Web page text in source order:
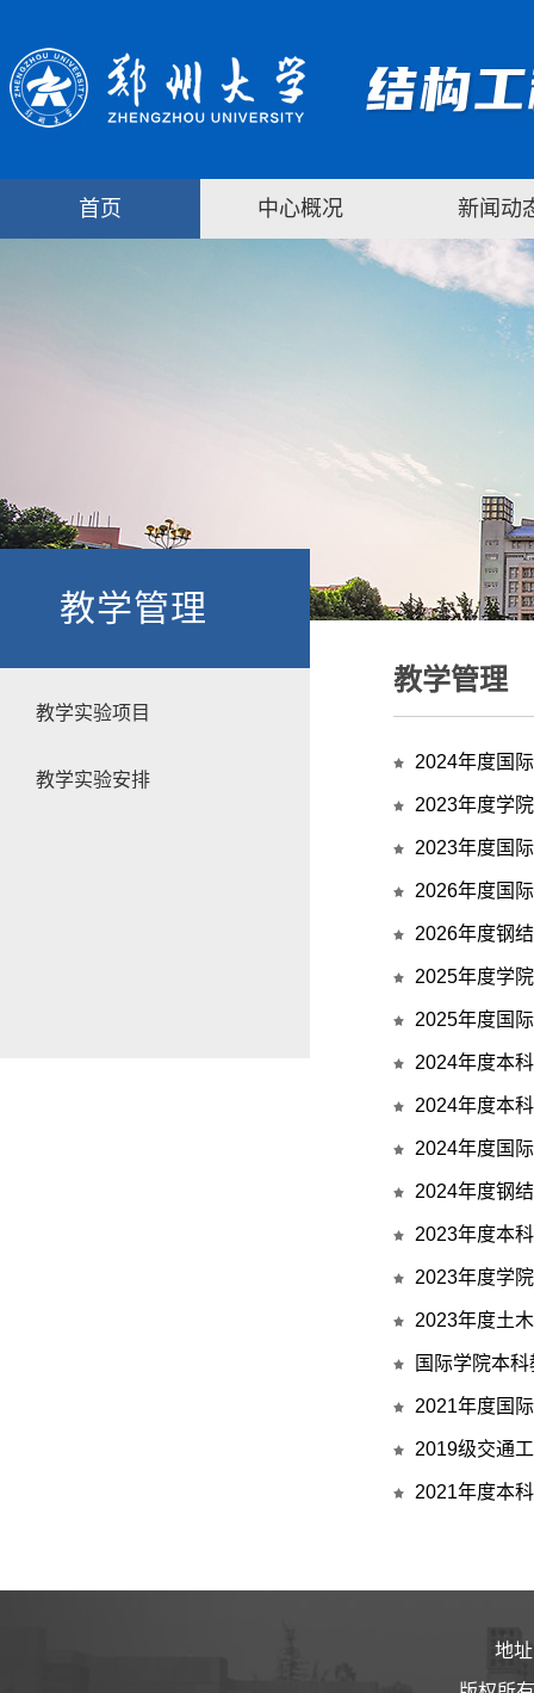
首页 中心概况 新闻动
教学管理
教学实验项目
教学实验安排
教学管理
2024年度国
2023年度学
2023年度国
2026年度国
2026年度钢
2025年度学
2025年度国
2024年度本
2024年度本
2024年度国
2024年度钢
2023年度本
2023年度学
2023年度土
国际学院本
2021年度国
2019级交通
2021年度本
地